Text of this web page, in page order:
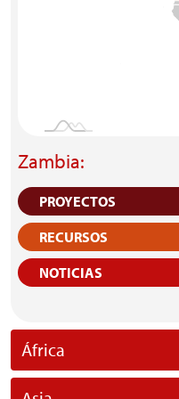
Zambia:
PROYECTOS
RECURSOS
NOTICIAS
África